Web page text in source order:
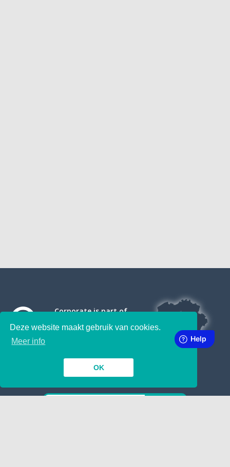
Deze website maakt gebruik van cookies.
Meer info
OK
Corporate is part of